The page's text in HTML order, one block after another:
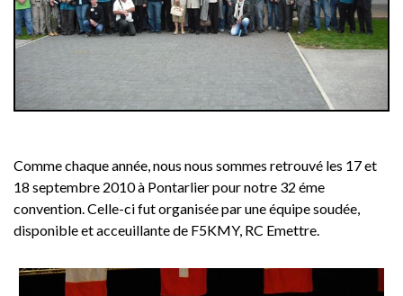
Comme chaque année, nous nous sommes retrouvé les 17 et
18 septembre 2010 à Pontarlier pour notre 32 éme
convention. Celle-ci fut organisée par une équipe soudée,
disponible et acceuillante de F5KMY, RC Emettre.